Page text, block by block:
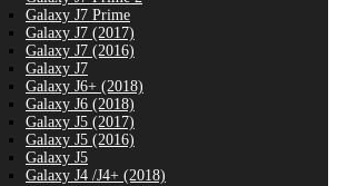
Galaxy J7 Prime
Galaxy J7 (2017)
Galaxy J7 (2016)
Galaxy J7
Galaxy J6+ (2018)
Galaxy J6 (2018)
Galaxy J5 (2017)
Galaxy J5 (2016)
Galaxy J5
Galaxy J4 /J4+ (2018)